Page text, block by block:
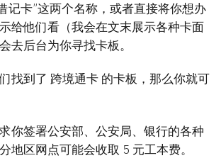
记卡”这两个名称，或者直接将你想办
给他们看（我会在文末展示各种卡面
去后台为你寻找卡板。
找到了 跨境通卡 的卡板，那么你就可
你签署公安部、公安局、银行的各种
地区网点可能会收取 5 元工本费。